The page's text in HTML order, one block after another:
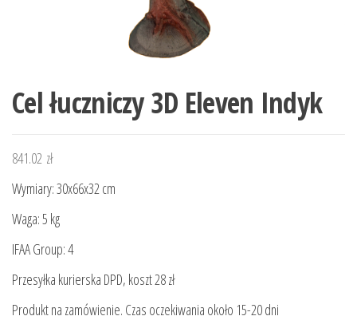
Cel łuczniczy 3D Eleven Indyk
841.02 zł
Wymiary: 30x66x32 cm
Waga: 5 kg
IFAA Group: 4
Przesyłka kurierska DPD, koszt 28 zł
Produkt na zamówienie. Czas oczekiwania około 15-20 dni